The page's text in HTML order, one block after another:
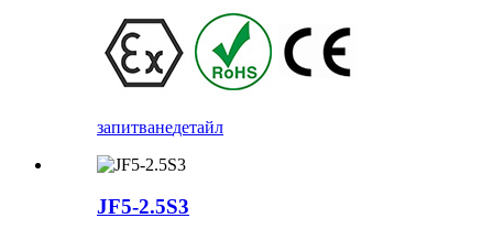
запитванедетайл
JF5-2.5S3